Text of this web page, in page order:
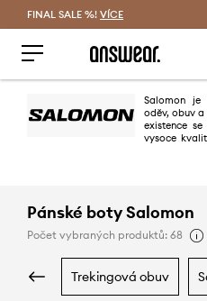
FINAL SALE %! VÍCE
Salomon je
oděv, obuv
existence
vysoce
Pánské boty Salomon
Počet vybraných produktů: 68
trekingová obuv